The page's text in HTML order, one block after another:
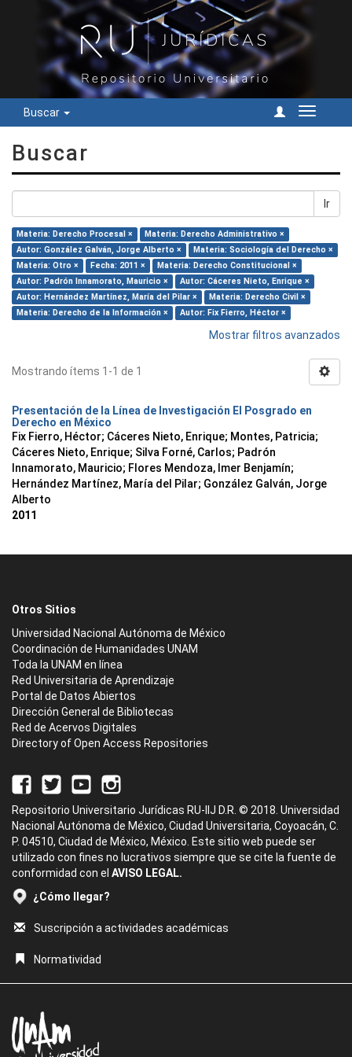
Buscar
Cambiar
Buscar
Ir
Materia: Derecho Procesal ×
Materia: Derecho Administrativo ×
Autor: González Galván, Jorge Alberto ×
Materia: Sociología del Derecho ×
Materia: Otro ×
Fecha: 2011 ×
Materia: Derecho Constitucional ×
Autor: Padrón Innamorato, Mauricio ×
Autor: Cáceres Nieto, Enrique ×
Autor: Hernández Martínez, María del Pilar ×
Materia: Derecho Civil ×
Materia: Derecho de la Información ×
Autor: Fix Fierro, Héctor ×
Mostrar filtros avanzados
Mostrando ítems 1-1 de 1
Presentación de la Línea de Investigación El Posgrado en
Derecho en México
Fix Fierro, Héctor; Cáceres Nieto, Enrique; Montes, Patricia;
Cáceres Nieto, Enrique; Silva Forné, Carlos; Padrón
Innamorato, Mauricio; Flores Mendoza, Imer Benjamín;
Hernández Martínez, María del Pilar; González Galván, Jorge
Alberto
2011
Otros Sitios
Universidad Nacional Autónoma de México
Coordinación de Humanidades UNAM
Toda la UNAM en línea
Red Universitaria de Aprendizaje
Portal de Datos Abiertos
Dirección General de Bibliotecas
Red de Acervos Digitales
Directory of Open Access Repositories
Repositorio Universitario Jurídicas RU-IIJ D.R. © 2018. Universidad
Nacional Autónoma de México, Ciudad Universitaria, Coyoacán, C.
P. 04510, Ciudad de México, México. Este sitio web puede ser
utilizado con fines no lucrativos siempre que se cite la fuente de
conformidad con el AVISO LEGAL.
¿Cómo llegar?
Suscripción a actividades académicas
Normatividad